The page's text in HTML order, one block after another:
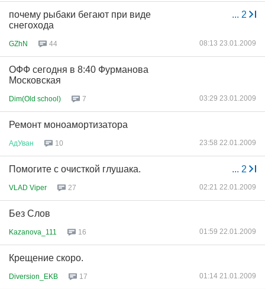
... 2
почему рыбаки бегают при виде
снегохода
GZhN 44 08:13 23.01.2009
ОФФ сегодня в 8:40 Фурманова
Московская
Dim(Old school) 7 03:29 23.01.2009
Ремонт моноамортизатора
АдУван 10 23:58 22.01.2009
... 2
Помогите с очисткой глушака.
VLAD Viper 27 02:21 22.01.2009
Без Слов
Kazanova_111 16 01:59 22.01.2009
Крещение скоро.
Diversion_EKB 17 01:14 21.01.2009